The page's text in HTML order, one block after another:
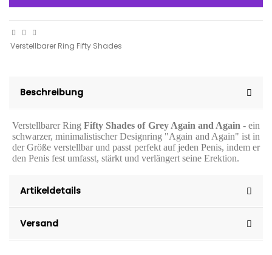
Verstellbarer Ring Fifty Shades
Beschreibung
Verstellbarer RingFifty Shades of Grey Again and Again - ein
schwarzer, minimalistischer Designring "Again and Again" ist in
der Größe verstellbar und passt perfekt auf jeden Penis, indem er
den Penis fest umfasst, stärkt und verlängert seine Erektion.
Artikeldetails
Versand